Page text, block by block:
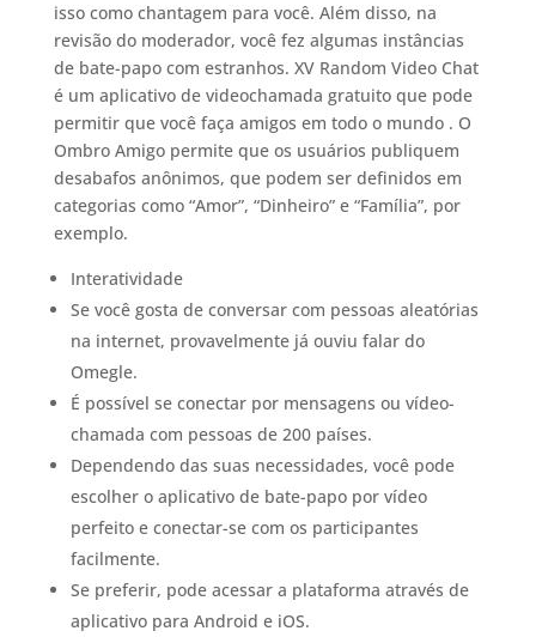
isso como chantagem para você. Além disso, na
revisão do moderador, você fez algumas instâncias
de bate-papo com estranhos. XV Random Video Chat
é um aplicativo de videochamada gratuito que pode
permitir que você faça amigos em todo o mundo . O
Ombro Amigo permite que os usuários publiquem
desabafos anônimos, que podem ser definidos em
categorias como “Amor”, “Dinheiro” e “Família”, por
exemplo.
Interatividade
Se você gosta de conversar com pessoas aleatórias
na internet, provavelmente já ouviu falar do
Omegle.
É possível se conectar por mensagens ou vídeo-
chamada com pessoas de 200 países.
Dependendo das suas necessidades, você pode
escolher o aplicativo de bate-papo por vídeo
perfeito e conectar-se com os participantes
facilmente.
Se preferir, pode acessar a plataforma através de
aplicativo para Android e iOS.